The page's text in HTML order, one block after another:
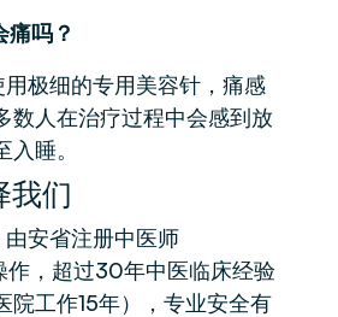
痛吗？
极细的专用美容针，痛感
数人在治疗过程中会感到放
睡。
我们
由安省注册中医师
作，超过30年中医临床经验
院工作15年），专业安全有